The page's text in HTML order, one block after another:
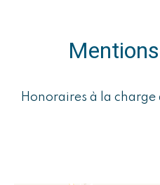
Honoraires à la charge